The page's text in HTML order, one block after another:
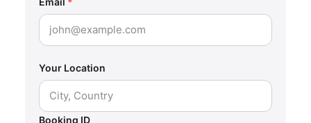
Your Location
Booking ID